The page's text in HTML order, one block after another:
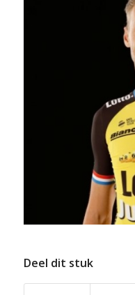
Deel dit stuk